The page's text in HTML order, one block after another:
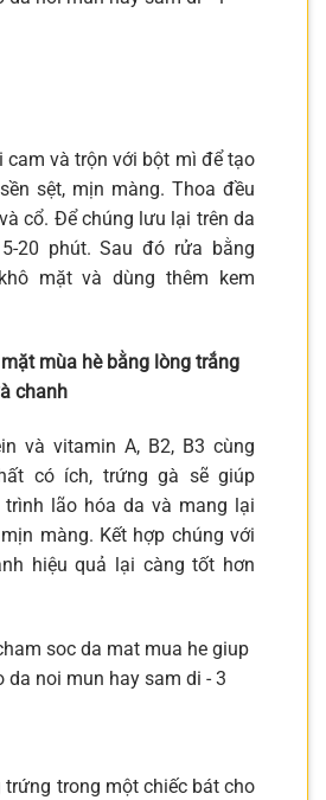
cam và trộn với bột mì để tạo
sệt, mịn màng. Thoa đều
cổ. Để chúng lưu lại trên da
20 phút. Sau đó rửa bằng
mặt và dùng thêm kem
mùa hè bằng lòng trắng
chanh
và vitamin A, B2, B3 cùng
có ích, trứng gà sẽ giúp
trình lão hóa da và mang lại
màng. Kết hợp chúng với
hiệu quả lại càng tốt hơn
trong một chiếc bát cho